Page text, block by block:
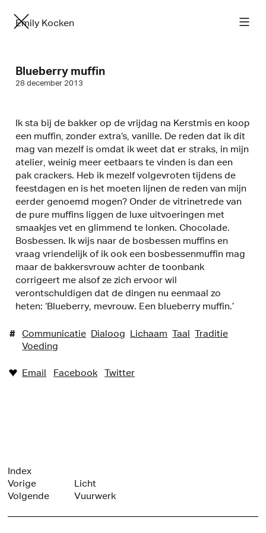
Emily Kocken
Blueberry muffin
28 december 2013
Ik sta bij de bakker op de vrijdag na Kerstmis en koop
een muffin, zonder extra’s, vanille. De reden dat ik dit
mag van mezelf is omdat ik weet dat er straks, in mijn
atelier, weinig meer eetbaars te vinden is dan een
pak crackers. Heb ik mezelf volgevroten tijdens de
feestdagen en is het moeten lijnen de reden van mijn
eerder genoemd mogen? Onder de vitrinetrede van
de pure muffins liggen de luxe uitvoeringen met
smaakjes vet en glimmend te lonken. Chocolade.
Bosbessen. Ik wijs naar de bosbessen muffins en
vraag vriendelijk of ik ook een bosbessenmuffin mag
maar de bakkersvrouw achter de toonbank
corrigeert me alsof ze zich ervoor wil
verontschuldigen dat de dingen nu eenmaal zo
heten: ‘Blueberry, mevrouw. Een blueberry muffin.’
# Communicatie Dialoog Lichaam Taal Traditie
Voeding
♥︎ Email Facebook Twitter
Index
Vorige
Licht
Volgende
Vuurwerk